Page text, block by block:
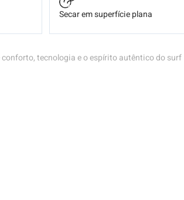
Secar em superfície plana
tecnologia e o espírito autêntico do surf